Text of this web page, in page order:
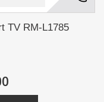
TV RM-L1785